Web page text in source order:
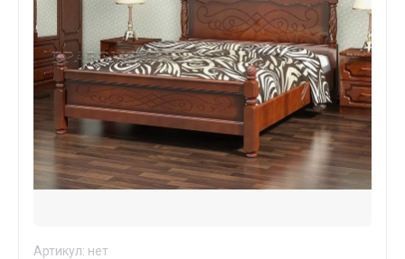
Артикул: нет